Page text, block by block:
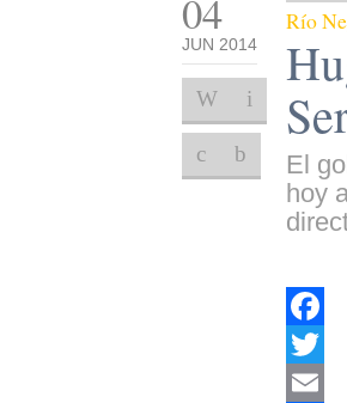
04
JUN 2014
Río
El
hoy
Twitter